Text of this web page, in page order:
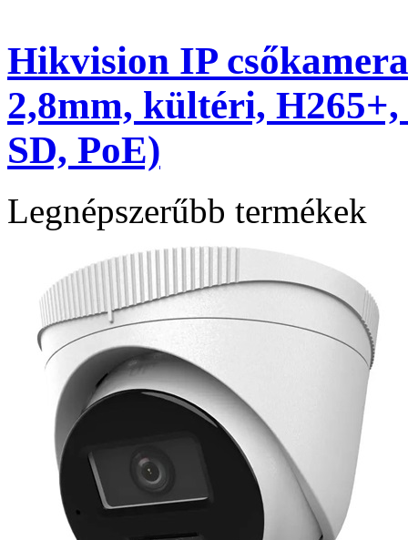
Hikvision IP
2,8mm, kültéri,
SD, PoE)
Legnépszerűbb termékek